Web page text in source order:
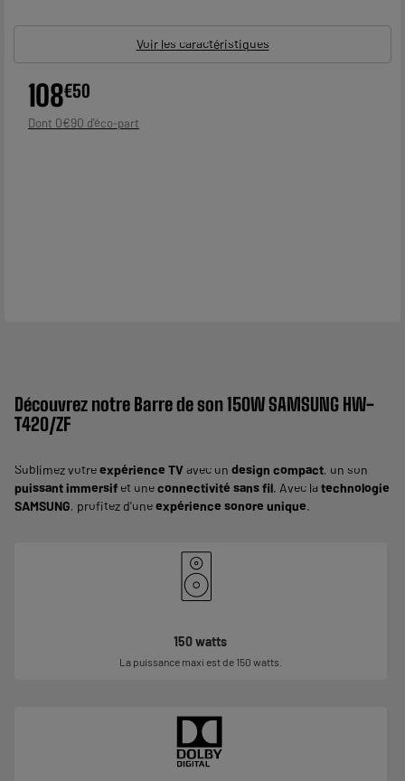
Voir les caractéristiques
108€50
Dont 0€90
Découvrez notre Barre de son 150W SAMSUNG HW-
T420/ZF
Sublimez votreexpérience TV avec un design compact, un son
puissant immersif et uneconnectivité sans fil. Avec latechnologie
SAMSUNG, profitez d'uneexpérience sonore unique.
150 watts
La puissance maxi est de 150 watts.